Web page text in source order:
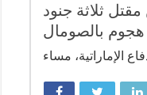
مقتل ثلاثة جنود
هجوم بالصومال